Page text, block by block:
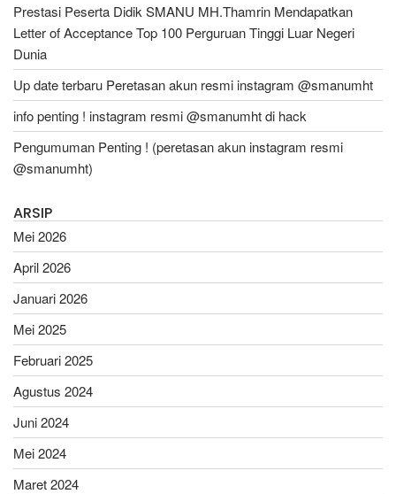
Prestasi Peserta Didik SMANU MH.Thamrin Mendapatkan
Letter of Acceptance Top 100 Perguruan Tinggi Luar Negeri
Dunia
Up date terbaru Peretasan akun resmi instagram @smanumht
info penting ! instagram resmi @smanumht di hack
Pengumuman Penting ! (peretasan akun instagram resmi
@smanumht)
ARSIP
Mei 2026
April 2026
Januari 2026
Mei 2025
Februari 2025
Agustus 2024
Juni 2024
Mei 2024
Maret 2024